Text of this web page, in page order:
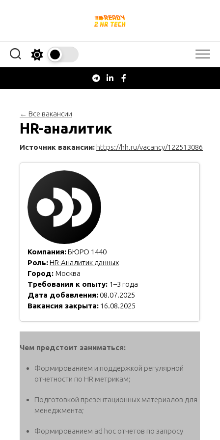
← Все вакансии
HR-аналитик
Источник вакансии: https://hh.ru/vacancy/122513086
Компания:БЮРО 1440
Роль:HR-Аналитик данных
Город: Москва
Требования к опыту: 1–3 года
Дата добавления: 08.07.2025
Вакансия закрыта: 16.08.2025
Чем предстоит заниматься:
Формированием и поддержкой регулярной
отчетности по HR метрикам;
Подготовкой презентационных материалов для
менеджмента;
Формированием ad hoc отчетов по запросу